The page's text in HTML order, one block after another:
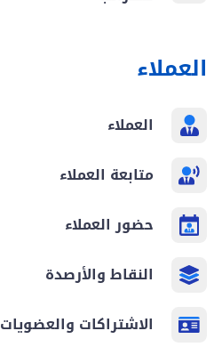
العملاء
العملاء
متابعة العملاء
حضور العملاء
النقاط والأرصدة
الاشتراكات والعضويات